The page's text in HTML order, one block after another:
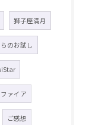
獅子座満月
のお試し
ァイア
ご感想